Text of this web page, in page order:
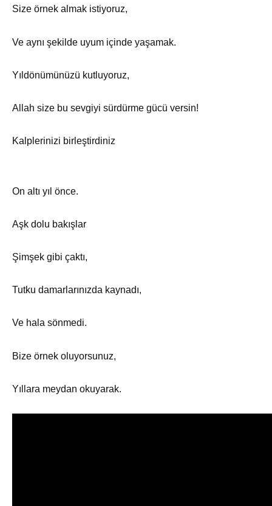
Size örnek almak istiyoruz,
Ve aynı şekilde uyum içinde yaşamak.
Yıldönümünüzü kutluyoruz,
Allah size bu sevgiyi sürdürme gücü versin!
Kalplerinizi birleştirdiniz
On altı yıl önce.
Aşk dolu bakışlar
Şimşek gibi çaktı,
Tutku damarlarınızda kaynadı,
Ve hala sönmedi.
Bize örnek oluyorsunuz,
Yıllara meydan okuyarak.